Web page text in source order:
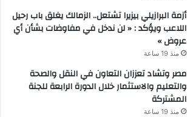
أزمة البرازيلي بيزيرا تشتعل.. الزمالك يغلق باب رحيل
اللاعب ويؤكد : « لن ندخل في مفاوضات بشأن أي
عروض »
منذ 19 ساعة
مصر وتشاد تعززان التعاون في النقل والصحة
والتعليم والاستثمار خلال الدورة الرابعة للجنة
المشتركة
منذ 19 ساعة